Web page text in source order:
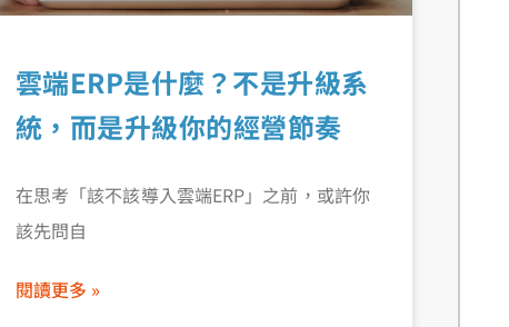
雲端ERP是什麼？不是升級系
統，而是升級你的經營節奏
在思考「該不該導入雲端ERP」之前，或許你
該先問自
閱讀更多 »